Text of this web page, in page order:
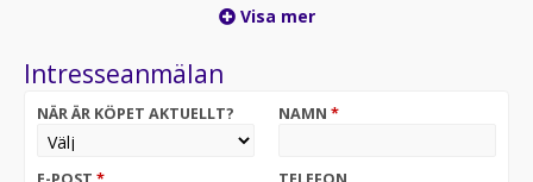
Tiguan R-Line en verklig symbol för prestanda och stil.
Nya Tiguan är inte bara en bil, det är en konstnärlig
Line-designen ger bilen en extraordinär närvaro på
vägen. De eleganta linjerna och de distinkta detaljerna,
Visa mer
Intresseanmälan
NÄR ÄR KÖPET AKTUELLT? NAMN *